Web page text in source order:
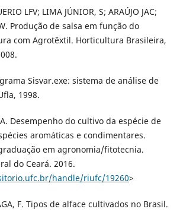
LFV; LIMA JÚNIOR, S; ARAÚJO JAC;
Produção de salsa em função do
com Agrotêxtil. Horticultura Brasileira,
Sisvar.exe: sistema de análise de
1998.
A. Desempenho do cultivo da espécie de
aromáticas e condimentares.
em agronomia/fitotecnia.
do Ceará. 2016.
handle/riufc/19260>
F. Tipos de alface cultivados no Brasil.